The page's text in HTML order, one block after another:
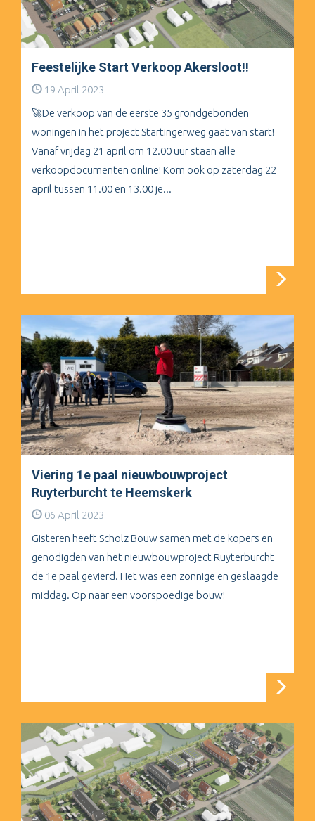
Feestelijke Start Verkoop Akersloot!!
19 April 2023
🚀De verkoop van de eerste 35 grondgebonden
woningen in het project Startingerweg gaat van start!
Vanaf vrijdag 21 april om 12.00 uur staan alle
verkoopdocumenten online! Kom ook op zaterdag 22
april tussen 11.00 en 13.00 je...
Viering 1e paal nieuwbouwproject
Ruyterburcht te Heemskerk
06 April 2023
Gisteren heeft Scholz Bouw samen met de kopers en
genodigden van het nieuwbouwproject Ruyterburcht
de 1e paal gevierd. Het was een zonnige en geslaagde
middag. Op naar een voorspoedige bouw!